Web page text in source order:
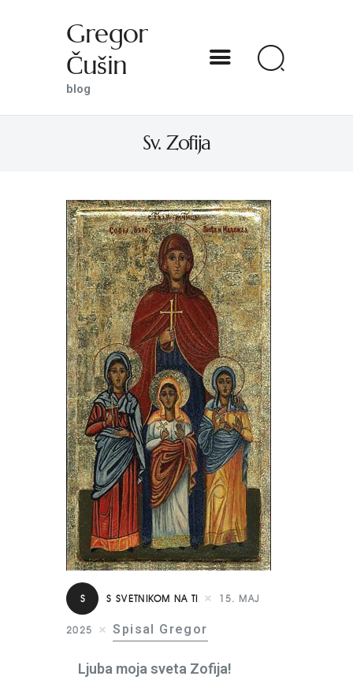
Gregor
Čušin
blog
Sv. Zofija
O MENI
S SVETNIKOM NA TI
PREDSTAVE
KNJIGE
KONTAKT
S S SVETNIKOM NA TI 15. MAJ
2025 Spisal Gregor
Ljuba moja sveta Zofija!